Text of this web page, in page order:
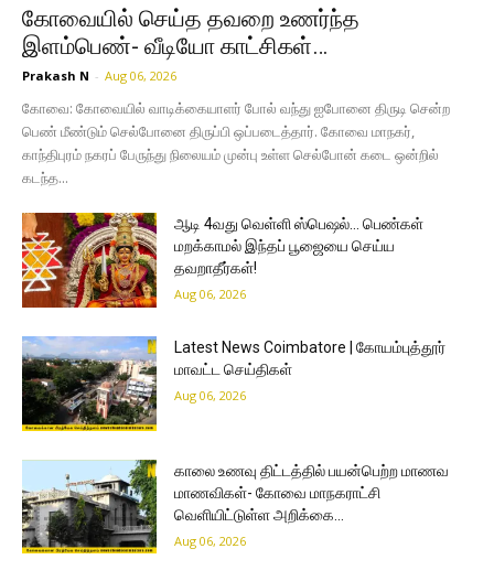
கோவையில் செய்த தவறை உணர்ந்த
இளம்பெண்- வீடியோ காட்சிகள்…
Prakash N - Aug 06, 2026
கோவை: கோவையில் வாடிக்கையாளர் போல் வந்து ஐபோனை திருடி சென்ற
பெண் மீண்டும் செல்போனை திருப்பி ஒப்படைத்தார். கோவை மாநகர்,
காந்திபுரம் நகரப் பேருந்து நிலையம் முன்பு உள்ள செல்போன் கடை ஒன்றில்
கடந்த...
ஆடி 4வது வெள்ளி ஸ்பெஷல்… பெண்கள்
மறக்காமல் இந்தப் பூஜையை செய்ய
தவறாதீர்கள்!
Aug 06, 2026
Latest News Coimbatore | கோயம்புத்தூர்
மாவட்ட செய்திகள்
Aug 06, 2026
காலை உணவு திட்டத்தில் பயன்பெற்ற மாணவ
மாணவிகள்- கோவை மாநகராட்சி
வெளியிட்டுள்ள அறிக்கை…
Aug 06, 2026